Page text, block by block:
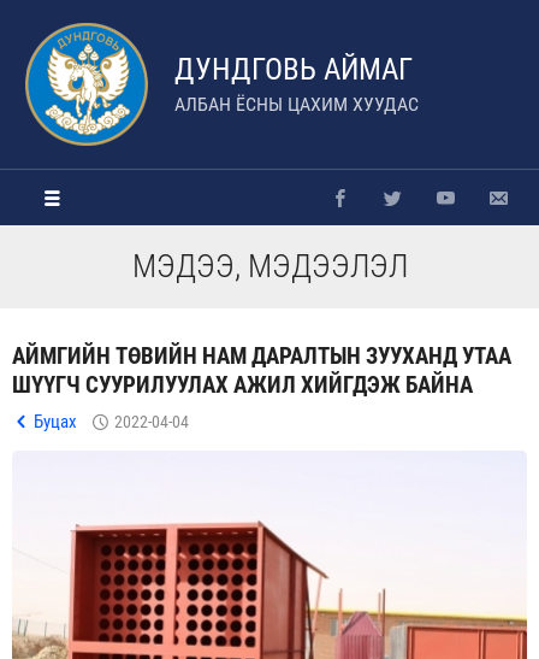
ДУНДГОВЬ АЙМАГ
АЛБАН ЁСНЫ ЦАХИМ ХУУДАС
МЭДЭЭ, МЭДЭЭЛЭЛ
АЙМГИЙН ТӨВИЙН НАМ ДАРАЛТЫН ЗУУХАНД УТАА
ШҮҮГЧ СУУРИЛУУЛАХ АЖИЛ ХИЙГДЭЖ БАЙНА
Буцах 2022-04-04